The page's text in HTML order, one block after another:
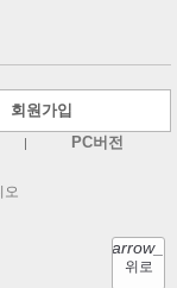
회원가입
PC버전
오
위로